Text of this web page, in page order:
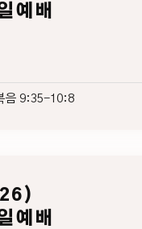
예배
음 9:35-10:8
예배